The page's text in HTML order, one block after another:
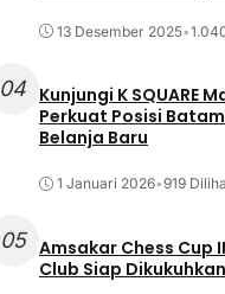
13 Desember 2025•
04 Kunjungi K SQUARE
Perkuat Posisi
Belanja Baru
1 Januari 2026•919
05 Amsakar Chess Cup
Club Siap Dikukuhkan